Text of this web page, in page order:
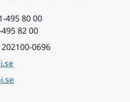
495 80 00
82 00
0696